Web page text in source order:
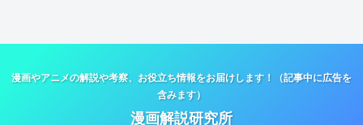
漫画やアニメの解説や考察、お役立ち情報をお届けします！（記事中に広告を
含みます）
漫画解説研究所